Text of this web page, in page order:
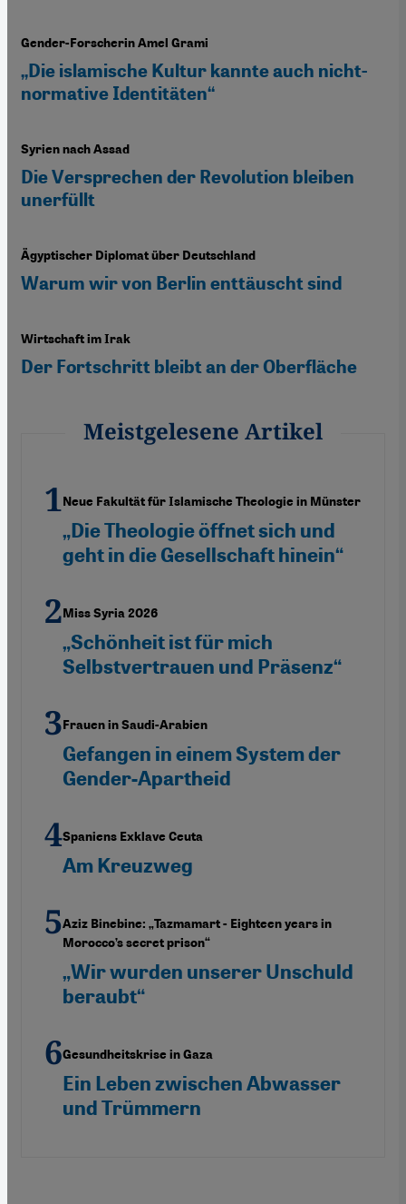
Gender-Forscherin Amel Grami
„Die islamische Kultur kannte auch nicht-
normative Identitäten“
Syrien nach Assad
Die Versprechen der Revolution bleiben
unerfüllt
Ägyptischer Diplomat über Deutschland
Warum wir von Berlin enttäuscht sind
Wirtschaft im Irak
Der Fortschritt bleibt an der Oberfläche
Meistgelesene Artikel
Neue Fakultät für Islamische Theologie in Münster
„Die Theologie öffnet sich und
geht in die Gesellschaft hinein“
Miss Syria 2026
„Schönheit ist für mich
Selbstvertrauen und Präsenz“
Frauen in Saudi-Arabien
Gefangen in einem System der
Gender-Apartheid
Spaniens Exklave Ceuta
Am Kreuzweg
Aziz Binebine: „Tazmamart - Eighteen years in
Morocco’s secret prison“
„Wir wurden unserer Unschuld
beraubt“
Gesundheitskrise in Gaza
Ein Leben zwischen Abwasser
und Trümmern